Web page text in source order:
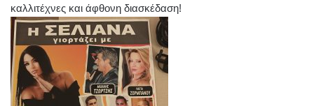
καλλιτέχνες και άφθονη διασκέδαση!